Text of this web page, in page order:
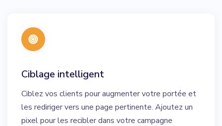
Ciblage intelligent
Ciblez vos clients pour augmenter votre portée et
les rediriger vers une page pertinente. Ajoutez un
pixel pour les recibler dans votre campagne